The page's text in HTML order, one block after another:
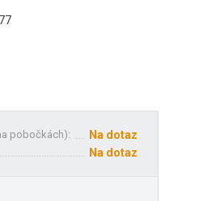
pobočkách):
Na dotaz
Na dotaz